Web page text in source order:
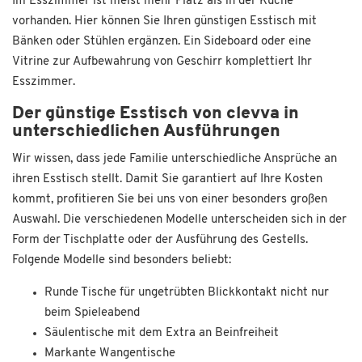
vorhanden. Hier können Sie Ihren günstigen Esstisch mit
Bänken oder Stühlen ergänzen. Ein Sideboard oder eine
Vitrine zur Aufbewahrung von Geschirr komplettiert Ihr
Esszimmer.
Der günstige Esstisch von clevva in
unterschiedlichen Ausführungen
Wir wissen, dass jede Familie unterschiedliche Ansprüche an
ihren Esstisch stellt. Damit Sie garantiert auf Ihre Kosten
kommt, profitieren Sie bei uns von einer besonders großen
Auswahl. Die verschiedenen Modelle unterscheiden sich in der
Form der Tischplatte oder der Ausführung des Gestells.
Folgende Modelle sind besonders beliebt:
Runde Tische für ungetrübten Blickkontakt nicht nur
beim Spieleabend
Säulentische mit dem Extra an Beinfreiheit
Markante Wangentische